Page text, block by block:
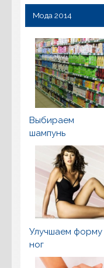
Мода 2014
Выбираем
шампунь
Улучшаем форму
ног